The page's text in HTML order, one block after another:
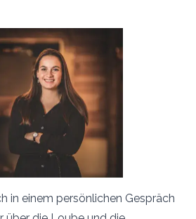
in einem persönlichen Gespräch